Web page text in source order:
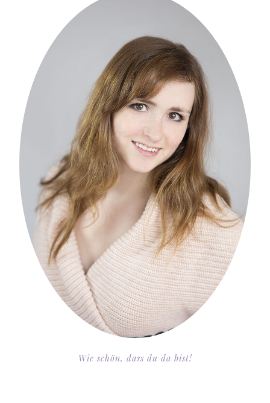
Wie schön, dass du da bist!